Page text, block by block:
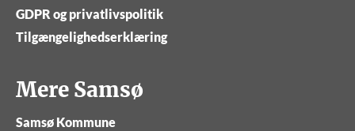
GDPR og privatlivspolitik
Tilgængelighedserklæring
Mere Samsø
Samsø Kommune